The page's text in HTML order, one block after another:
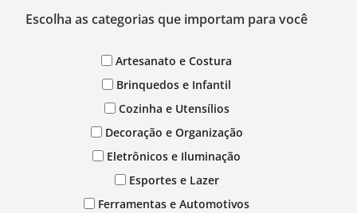
Escolha as categorias que importam para você
Artesanato e Costura
Brinquedos e Infantil
Cozinha e Utensílios
Decoração e Organização
Eletrônicos e Iluminação
Esportes e Lazer
Ferramentas e Automotivos